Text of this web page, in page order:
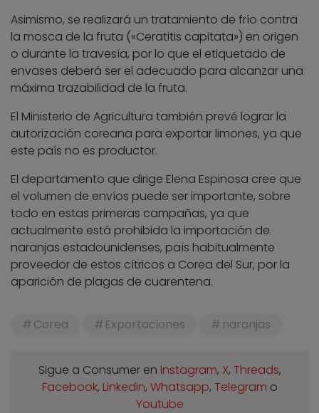
Asimismo, se realizará un tratamiento de frío contra
la mosca de la fruta («Ceratitis capitata») en origen
o durante la travesía, por lo que el etiquetado de
envases deberá ser el adecuado para alcanzar una
máxima trazabilidad de la fruta.
El Ministerio de Agricultura también prevé lograr la
autorización coreana para exportar limones, ya que
este país no es productor.
El departamento que dirige Elena Espinosa cree que
el volumen de envíos puede ser importante, sobre
todo en estas primeras campañas, ya que
actualmente está prohibida la importación de
naranjas estadounidenses, país habitualmente
proveedor de estos cítricos a Corea del Sur, por la
aparición de plagas de cuarentena.
Corea Exportaciones naranjas
Sigue a Consumer en Instagram, X, Threads,
Facebook, Linkedin, Whatsapp, Telegram o
Youtube